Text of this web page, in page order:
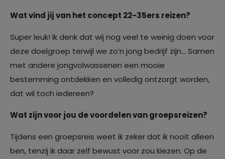
Wat vind jij van het concept 22-35ers reizen?
Super leuk! Ik denk dat wij nog veel te weinig doen voor
deze doelgroep terwijl we zo’n jong bedrijf zijn… Samen
met andere jongvolwassenen een mooie
bestemming ontdekken en volledig ontzorgt worden,
dat wil toch iedereen?
Wat zijn voor jou de voordelen van groepsreizen?
Tijdens een groepsreis weet ik zeker dat ik nooit alleen
ben, tenzij ik daar zelf bewust voor zou kiezen. Op de